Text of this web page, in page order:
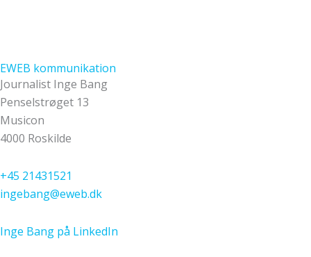
EWEB kommunikation
Journalist Inge Bang
Penselstrøget 13
Musicon
4000 Roskilde
+45 21431521
ingebang@eweb.dk
Inge Bang på LinkedIn